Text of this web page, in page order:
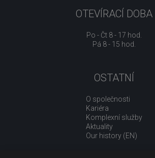
OTEVÍRACÍ DOBA
Po - Čt 8 - 17 hod.
Pá 8 - 15 hod.
OSTATNÍ
O společnosti
Kariéra
Komplexní služby
Aktuality
Our history (EN)